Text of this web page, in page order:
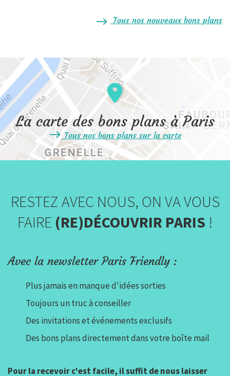
Tous nos nouveaux bons plans
La carte des bons plans à Paris
Tous nos bons plans sur la carte
RESTEZ AVEC NOUS, ON VA VOUS
FAIRE (RE)DÉCOUVRIR PARIS !
Avec la newsletter Paris Friendly :
Plus jamais en manque d'idées sorties
Toujours un truc à conseiller
Des invitations et événements exclusifs
Des bons plans directement dans votre boîte mail
Pour la recevoir c'est facile, il suffit de nous laisser